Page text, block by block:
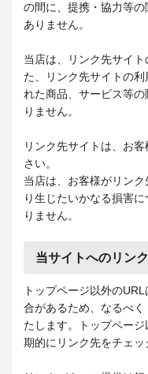
の間に、提携・協力等
ありません。
当店は、リンク先サイ
た、リンク先サイトの
れた商品、サービス等
りません。
リンク先サイトは、お
さい。
当店は、お客様がリン
り生じたいかなる損害
りません。
当サイトへのリン
トップページ以外の
合があるため、なるべ
たします。トップペー
期的にリンク先をチェッ